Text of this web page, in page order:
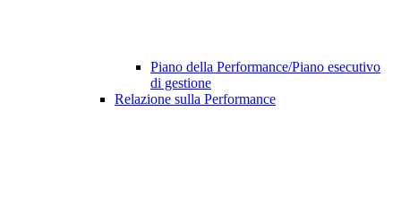
Piano della Performance/Piano esecutivo
di gestione
Relazione sulla Performance